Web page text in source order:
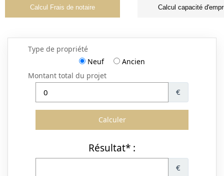
Calcul Frais de notaire Calcul capacité